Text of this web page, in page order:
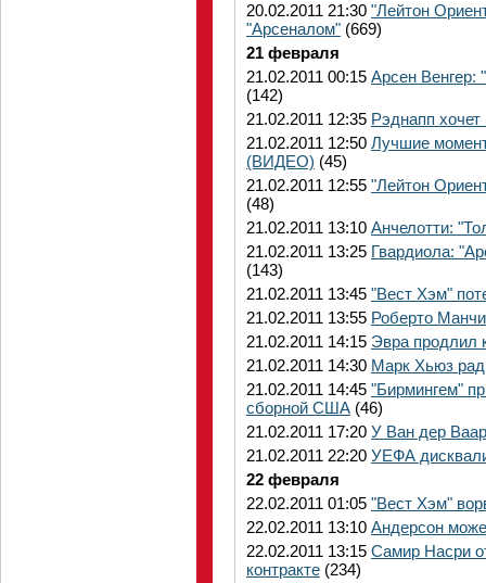
20.02.2011 21:30 "Лейтон
"Арсеналом" (669)
21 февраля
21.02.2011 00:15 Арсен Венгер:
(142)
21.02.2011 12:35 Рэднапп хочет
21.02.2011 12:50 Лучшие
(ВИДЕО) (45)
21.02.2011 12:55 "Лейтон
(48)
21.02.2011 13:10 Анчелотти:
21.02.2011 13:25 Гвардиола:
(143)
21.02.2011 13:45 "Вест Хэм"
21.02.2011 13:55 Роберто
21.02.2011 14:15 Эвра продлил
21.02.2011 14:30 Марк Хьюз
21.02.2011 14:45 "Бирмингем"
сборной США (46)
21.02.2011 17:20 У Ван дер
21.02.2011 22:20 УЕФА
22 февраля
22.02.2011 01:05 "Вест Хэм"
22.02.2011 13:10 Андерсон
22.02.2011 13:15 Самир Насри
контракте (234)